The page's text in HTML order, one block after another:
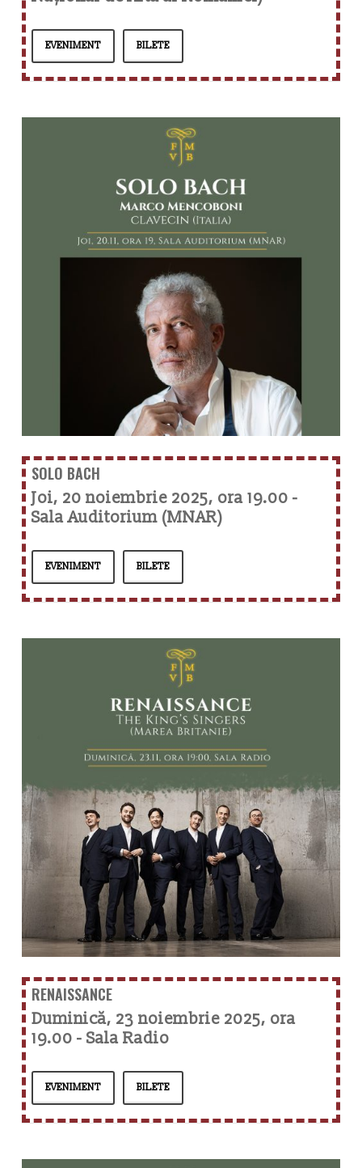
EVENIMENT BILETE
SOLO BACH
Joi, 20 noiembrie 2025, ora 19.00 -
Sala Auditorium (MNAR)
EVENIMENT BILETE
RENAISSANCE
Duminică, 23 noiembrie 2025, ora
19.00 - Sala Radio
EVENIMENT BILETE